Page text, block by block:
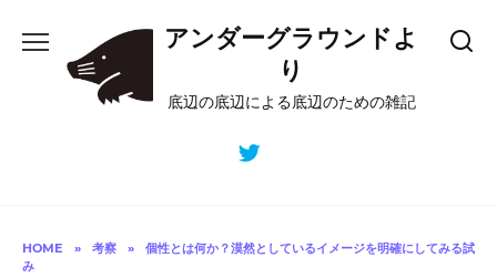
content
アンダーグラウンドよ
り
底辺の底辺による底辺のための雑記
HOME » 考察 »
個性とは何か？漠然としているイメージを明確にしてみる試
み